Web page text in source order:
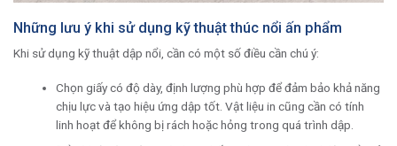
Những lưu ý khi sử dụng kỹ thuật thúc nổi ấn phẩm
Khi sử dụng kỹ thuật dập nổi, cần có một số điều cần chú ý:
Chọn giấy có độ dày, định lượng phù hợp để đảm bảo khả năng
chịu lực và tạo hiệu ứng dập tốt. Vật liệu in cũng cần có tính
linh hoạt để không bị rách hoặc hỏng trong quá trình dập.